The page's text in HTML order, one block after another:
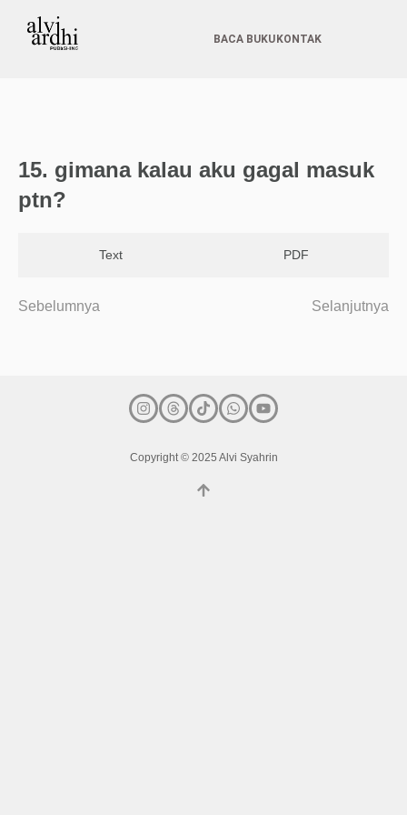
BACA BUKU KONTAK
15. gimana kalau aku gagal masuk
ptn?
Text PDF
Sebelumnya Selanjutnya
Copyright © 2025 Alvi Syahrin